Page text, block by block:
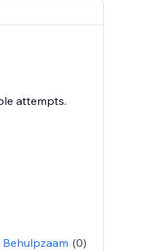
attempts.
Behulpzaam (0)